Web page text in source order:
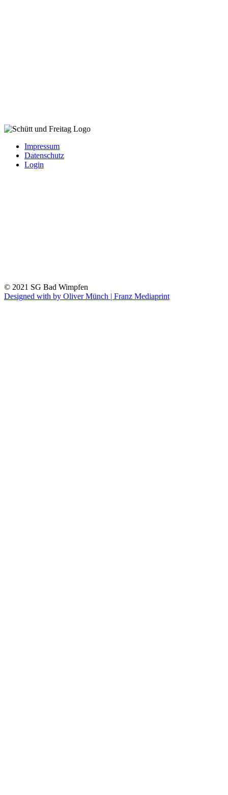
Impressum
Datenschutz
Login
© 2021 SG Bad Wimpfen
Designed with by Oliver Münch | Franz Mediaprint